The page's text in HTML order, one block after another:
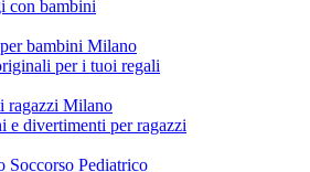
con bambini
bambini Milano
per i tuoi regali
ragazzi Milano
e divertimenti per ragazzi
Soccorso Pediatrico